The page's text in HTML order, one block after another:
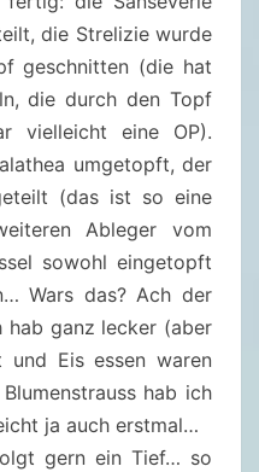
die Strelizie wurde
geschnitten (die hat
die durch den Topf
vielleicht eine OP).
umgetopft, der
(das ist so eine
Ableger vom
sowohl eingetopft
Wars das? Ach der
hab ganz lecker (aber
und Eis essen waren
hab ich
ja auch erstmal…
gern ein Tief… so